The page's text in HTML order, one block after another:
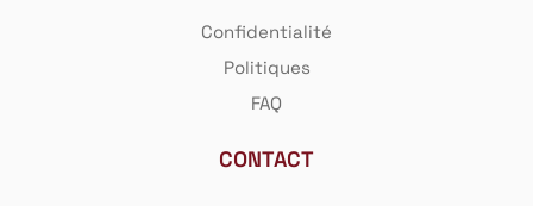
SE CONNECTER
Confidentialité
Politiques
FAQ
CONTACT